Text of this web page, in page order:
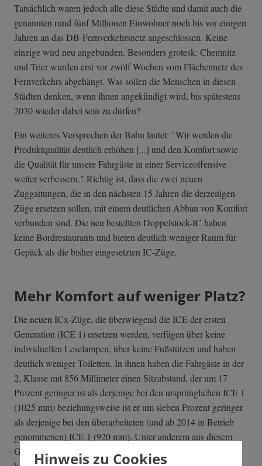
Tatsächlich waren jedoch alle diese Städte und damit auch die
genannten rund fünf Millionen Einwohner noch bis vor einigen
Jahren an das DB-Fernverkehrsnetz angeschlossen. Keine
einzige wird neu angebunden. Besonders grotesk: Chemnitz
und Trier wurden erst vor zwölf Wochen vom Flächennetz des
Fernverkehrs abgehängt. Was sollen die Menschen in diesen
Städten denken, wenn ihnen angekündigt wird, bis spätestens
2030 wieder dabei sein zu dürfen?
Ein weiteres Versprechen der Bahn lautet: "Wir werden die
Produktqualität deutlich erhöhen [...] und den Komfort sowie
die Qualität für unsere Fahrgäste in einer Serviceoffensive
weiter verbessern." Richtig ist, dass die zwei neuen
Zuggattungen, die in den nächsten 15 Jahren die derzeitigen
Züge ersetzen sollen, mit einem deutlichen Abbau von Komfort
verbunden sind. Die neu bestellten Doppelstock-IC haben
keine Bordrestaurants und bieten deutlich weniger Raum für
Gepäck als die bisher eingesetzten IC-Züge.
Mehr Komfort auf weniger Platz?
Die neuen ICx-Züge, die überwiegend die ICE der ersten
Generation (ICE 1) ersetzen werden, verfügen über keine
individuellen Leselampen, über keine Fußstützen und haben
deutlich weniger Toiletten. In ihnen haben die Fahrgäste in der
2. Klasse mit 856 Millimeter einen Sitzabstand, der um 17
Prozent geringer ist als derjenige bei den ursprünglichen ICE 1
(1025 mm) beziehungsweise ist er um sieben Prozent geringer
als derjenige bei den überarbeiteten (und ab 2014 in Betrieb
genommenen) ICE 1 (920 mm). Unter anderem aus diesem
Grund wurden die ICx in der Fachpresse auch als "IC-Eng"
Hinweis zu Cookies